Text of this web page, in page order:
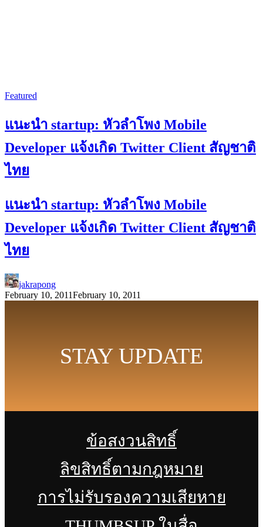
Featured
แนะนำ startup: หัวลำโพง Mobile
Developer แจ้งเกิด Twitter Client สัญชาติ
ไทย
แนะนำ startup: หัวลำโพง Mobile
Developer แจ้งเกิด Twitter Client สัญชาติ
ไทย
jakrapong
February 10, 2011February 10, 2011
STAY UPDATE
ข้อสงวนสิทธิ์
ลิขสิทธิ์ตามกฎหมาย
การไม่รับรองความเสียหาย